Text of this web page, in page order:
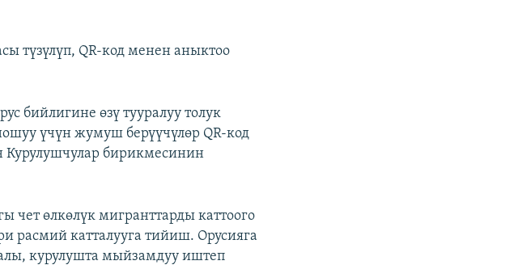
түзүлүп, QR-код менен аныктоо
бийлигине өзү тууралуу толук
үчүн жумуш берүүчүлөр QR-код
Курулушчулар бирикмесинин
чет өлкөлүк мигранттарды каттоого
расмий катталууга тийиш. Орусияга
курулушта мыйзамдуу иштеп